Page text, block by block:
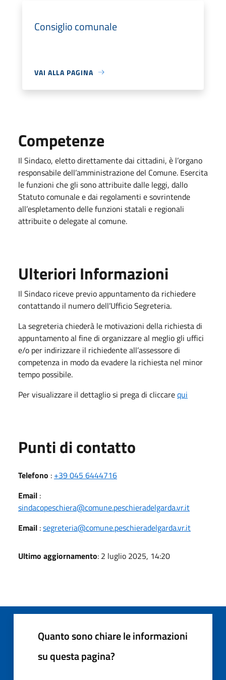
Consiglio comunale
VAI ALLA PAGINA
Competenze
Il Sindaco, eletto direttamente dai cittadini, è l’organo
responsabile dell’amministrazione del Comune. Esercita
le funzioni che gli sono attribuite dalle leggi, dallo
Statuto comunale e dai regolamenti e sovrintende
all’espletamento delle funzioni statali e regionali
attribuite o delegate al comune.
Ulteriori Informazioni
Il Sindaco riceve previo appuntamento da richiedere
contattando il numero dell’Ufficio Segreteria.
La segreteria chiederà le motivazioni della richiesta di
appuntamento al fine di organizzare al meglio gli uffici
e/o per indirizzare il richiedente all’assessore di
competenza in modo da evadere la richiesta nel minor
tempo possibile.
Per visualizzare il dettaglio si prega di cliccarequi
Punti di contatto
Telefono : +39 045 6444716
Email :
sindacopeschiera@comune.peschieradelgarda.vr.it
Email :segreteria@comune.peschieradelgarda.vr.it
Ultimo aggiornamento: 2 luglio 2025, 14:20
Quanto sono chiare le informazioni
su questa pagina?